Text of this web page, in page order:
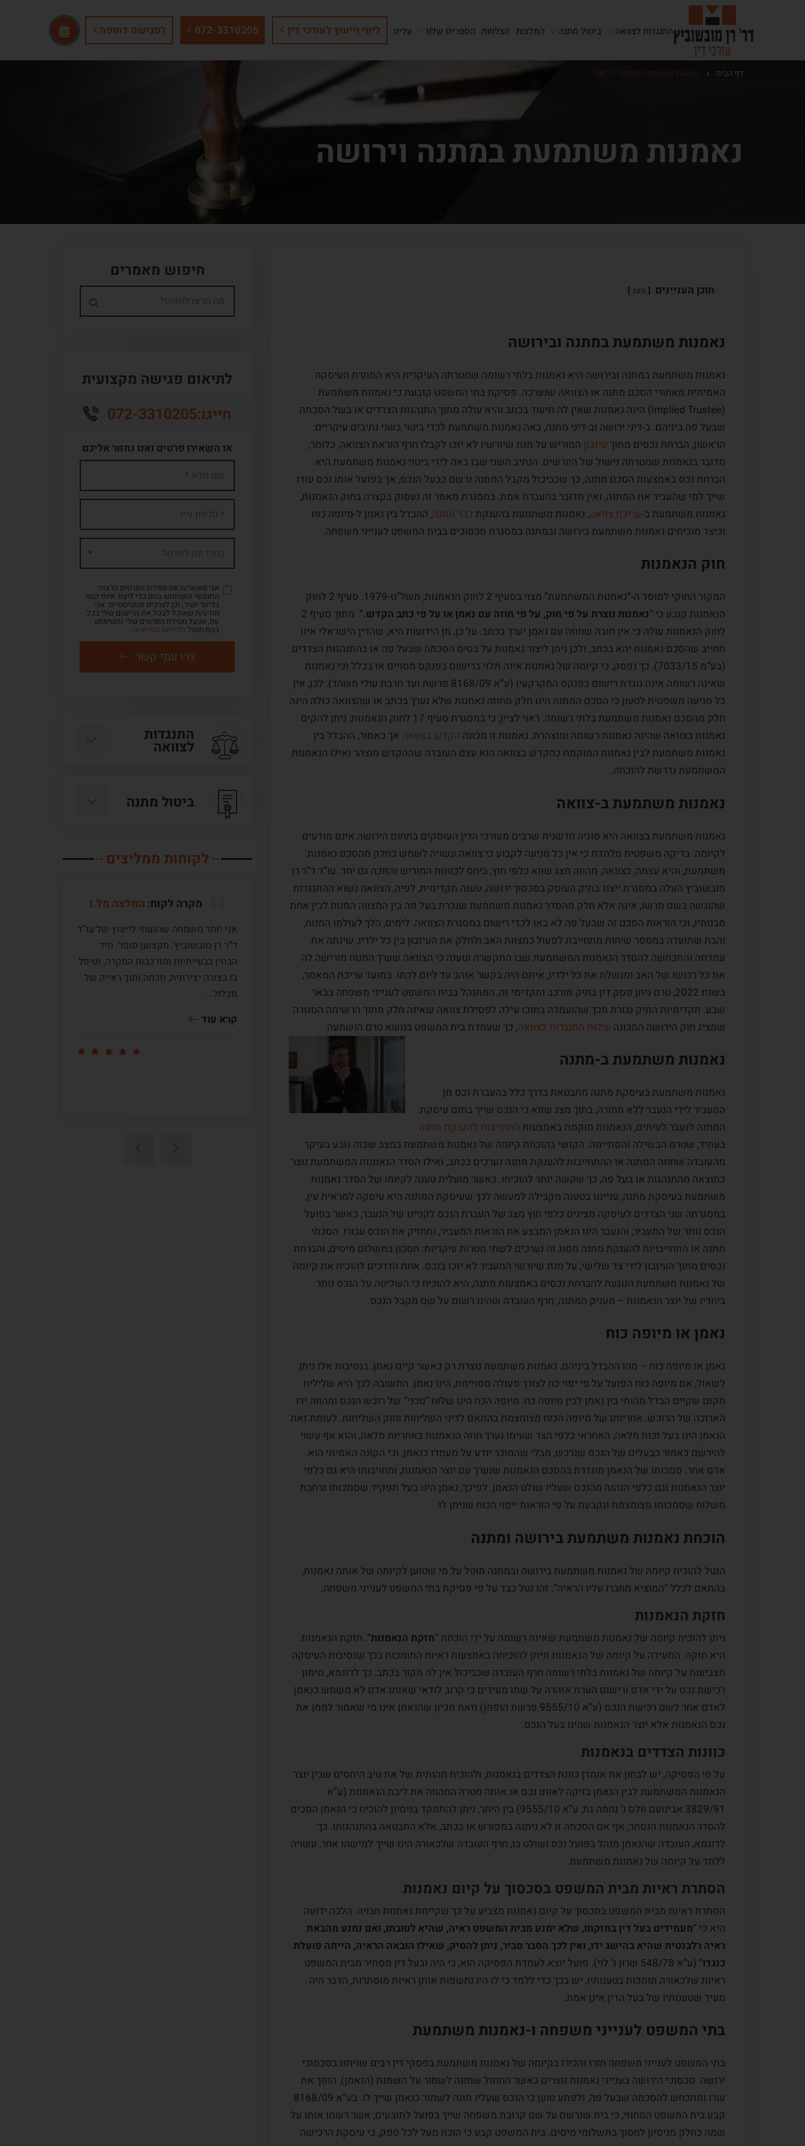
התנגדות לצוואה ביטול מתנה המלצות הצלחות הספרים שלנו עלינו ליווי וייעוץ לעורכי דין 072-3310205 לפגישה דחופה
דף הבית נאמנות משתמעת במתנה וירושה
נאמנות משתמעת במתנה וירושה
תוכן העניינים הצג
נאמנות משתמעת במתנה ובירושה
נאמנות משתמעת במתנה ובירושה היא נאמנות בלתי רשומה שמטרתה העיקרית היא הסתרת העיסקה
האמיתית מאחורי הסכם מתנה או הצוואה שנערכה. פסיקת בתי המשפט קובעת כי נאמנות משתמעת
(Implied Trustee) הינה נאמנות שאין לה תיעוד בכתב והיא עולה מתוך התנהגות הצדדים או בשל הסכמה
שבעל פה ביניהם. ב-דיני ירושה וב-דיני מתנה, באה נאמנות משתמעת לכדי ביטוי בשני נתיבים עיקריים:
הראשון, הברחת נכסים מתוך עיזבון המוריש על מנת שיורשיו לא יזכו לקבלו חרף הוראת הצוואה, כלומר,
מדובר בנאמנות שמטרתה נישול של היורשים. הנתיב השני שבו באה לידי ביטוי נאמנות משתמעת היא
הברחת נכס באמצעות הסכם מתנה, כך שכביכול מקבל המתנה נרשם כבעל הנכס, אך בפועל אותו נכס עודו
שייך למי שהעביר את המתנה, ואין מדובר בהעברת אמת. במסגרת מאמר זה נעסוק בקצרה בחוק הנאמנות,
נאמנות משתמעת ב-עריכת צוואה, נאמנות משתמעת בהענקת דבר מתנה, ההבדל בין נאמן ל-מיופה כוח
וכיצד מוכיחים נאמנות משתמעת בירושה ובמתנה במסגרת סכסוכים בבית המשפט לענייני משפחה.
חוק הנאמנות
המקור החוקי למוסד ה-“נאמנות המשתמעת” מצוי בסעיף 2 לחוק הנאמנות, תשל”ט-1979. סעיף 2 לחוק
הנאמנות קובע כי “נאמנות נוצרת על פי חוק, על פי חוזה עם נאמן או על פי כתב הקדש.
“. מתוך סעיף 2
לחוק הנאמנות עולה כי אין חובה שחוזה עם נאמן יערך בכתב. על כן, מן הידועות היא, שהדין הישראלי אינו
מחייב שהסכם נאמנות יהא בכתב, ולכן ניתן ליצור נאמנות על בסיס הסכמה שבעל פה או בהתנהגות הצדדים
(בע”מ 7033/15). כך נפסק, כי קיומה של נאמנות אינה תלוי ברישום בפנקס מסויים או בכלל וכי נאמנות
שאינה רשומה אינה נוגדת רישום בפנקס המקרקעין (ע”א 8168/09 פרשת ועד חרבת עולי משהד). לכן, אין
כל מניעה משפטית לטעון כי הסכם המתנה הינו חלק מחוזה נאמנות שלא נערך בכתב או שהצוואה כולה הינה
חלק מהסכם נאמנות משתמעת בלתי רשומה. ראוי לציין, כי במסגרת סעיף 17 לחוק הנאמנות, ניתן להקים
נאמנות בצוואה שהינה נאמנות רשומה ומוצהרת. נאמנות זו מכונה הקדש בצוואה אך כאמור, ההבדל בין
נאמנות משתמעת לבין נאמנות המוקמת כהקדש בצוואה הוא עצם העובדה שההקדש מוצהר ואילו הנאמנות
המשתמעת נדרשת להוכחה.
נאמנות משתמעת ב-צוואה
נאמנות משתמעת בצוואה היא סוגיה חדשנית שרבים מעורכי הדין העוסקים בתחום הירושה אינם מודעים
לקיומה. בדיקה משפטית מלמדת כי אין כל מניעה לקבוע כי צוואה עשויה לשמש כחלק מהסכם נאמנות
משתמעת, והיא עצמה, כצוואה, מהווה מצג שווא כלפי חוץ, ביחס לכוונות המוריש והזוכה גם יחד. עו”ד ד”ר רן
מובשוביץ העלה במסגרת ייצוג בתיק העוסק בסכסוך ירושה, טענה תקדימית, לפיה, הצוואה נשוא ההתנגדות
שהוגשה בשם מרשו, אינה אלא חלק מהסדר נאמנות משתמעת שנכרת בעל פה בין המצווה המנוח לבין אחת
מבנותיו, וכי הוראות הסכם זה שבעל פה לא באו לכדי רישום במסגרת הצוואה. לימים, הלך לעולמו המנוח,
והבת שתועדה במספר שיחות מתחייבת לפעול כמצוות האב ולחלק את העיזבון בין כל ילדיו, שינתה את
עמדתה והתכחשה להסדר הנאמנות המשתמעת שבו התקשרה וטענה כי הצוואה שערך המנוח מורישה לה
את כל רכושו של האב ומנשלת את כל ילדיו, איתם היה בקשר אוהב עד ליום לכתו. במועד עריכת המאמר,
בשנת 2022, טרם ניתן פסק דין בתיק מורכב ותקדימי זה, המתנהל בבית המשפט לענייני משפחה בבאר
שבע. תקדימיות התיק נגזרת מכך שהועמדה בתוכו עילה לפסילת צוואה שאינה חלק מתוך הרשימה הסגורה
שמציג חוק הירושה המכונה עילות התנגדות לצוואה, כך שעמדת בית המשפט בנושא טרם הושמעה.
נאמנות משתמעת ב-מתנה
נאמנות משתמעת בעיסקת מתנה מתבטאת בדרך כלל בהעברת נכס מן
המעביר לידי הנעבר ללא תמורה, בתוך מצג שווא כי הנכס שייך בתום עיסקת
המתנה לנעבר.לעיתים, הנאמנות מוקמת באמצעות התחייבות להענקת מתנה
בעתיד, שטרם הבשילה והסתיימה. הקושי בהוכחת קיומה של נאמנות משתמעת במצב שכזה נובע בעיקר
מהעובדה שחוזה המתנה או ההתחייבות להענקת מתנה נערכים בכתב, ואילו הסדר הנאמנות המשתמעת נוצר
כתוצאה מהתנהגות או בעל פה, כך שקשה יותר להוכיחו. כאשר מועלית טענה לקיומו של הסדר נאמנות
משתמעת בעיסקת מתנה, ענייננו בטענה מקבילה למעשה לכך שעיסקת המתנה היא עיסקה למראית עין,
במסגרתה שני הצדדים לעיסקה מציגים כלפי חוץ מצג של העברת הנכס לקניינו של הנעבר, כאשר בפועל
הנכס נותר של המעביר, והנעבר הינו הנאמן המבצע את הוראות המעביר, ומחזיק את הנכס עבורו. הסכמי
מתנה או התחייבויות להענקת מתנה מסוג זה נערכים לשתי מטרות עיקריות: חסכון בתשלום מיסים, והברחת
נכסים מתוך העיזבון לידי צד שלישי, על מנת שיורשי המעביר לא יזכו בנכס. אחת הדרכים להוכיח את קיומה
של נאמנות משתמעת הנוגעת להברחת נכסים באמצעות מתנה, היא להוכיח כי השליטה על הנכס נותר
ביחדיו של יוצר הנאמנות – מעניק המתנה, חרף העובדה שהינו רשום על שם מקבל הנכס.
נאמן או מיופה כוח
נאמן או מיופה כוח – מהו ההבדל ביניהם. נאמנות משתמעת נוצרת רק כאשר קיים נאמן. בנסיבות אלו ניתן
לשאול, אם מיופה כוח הפועל על פי יפוי כח לצורך פעולה מסויימת, הינו נאמן. התשובה לכך היא שלילית
מקום שקיים הבדל מהותי בין נאמן לבין מיופה כח. מיופה הכח הינו שלוח “טכני” של רוכש הנכס ומהווה ידו
הארוכה של הרוכש. אחריותו של מיופה הכוח מצומצמת בהתאם לדיני השליחות וחוק השליחות. לעומת זאת
הנאמן הינו בעל זכות מלאה, האחראי כלפי הצד שעימו נערך חוזה הנאמנות באחריות מלאה, והוא אף עשוי
להירשם כאמור כבעלים של הנכס שנרכש, מבלי שהמוכר יודע על מעמדו כנאמן, וכי הקונה האמיתי הוא
אדם אחר. סמכותו של הנאמן מוגדרת בהסכם הנאמנות שנערך עם יוצר הנאמנות, ומחויבותו היא גם כלפי
יוצר הנאמנות וגם כלפי הנהנה מהנכס שעליו שולט הנאמן. לפיכך, נאמן הינו בעל תפקיד שסמכותו נרחבת
משלוח שסמכותו מצומצמת ונקבעת על פי הוראות ייפוי הכוח שניתן לו.
הוכחת נאמנות משתמעת בירושה ומתנה
הנטל להוכיח קיומה של נאמנות משתמעת בירושה ובמתנה מוטל על מי שטוען לקיומה של אותה נאמנות,
בהתאם לכלל “המוציא מחברו עליו הראיה”. זהו נטל כבד על פי פסיקת בתי המשפט לענייני משפחה.
חזקת הנאמנות
ניתן להוכיח קיומה של נאמנות משתמעת שאינה רשומה על ידי הוכחת “חזקת הנאמנות“. חזקת הנאמנות
היא חזקה המעידה על קיומה של הנאמנות וניתן להוכיחה באמצעות ראיות התומכות בכך שנסיבות העיסקה
מצביעות על קיומה של נאמנות בלתי רשומה חרף העובדה שכביכול אין לה מקור בכתב. כך לדוגמא, מימון
רכישת נכס על ידי אדם ורישום הערת אזהרה על שמו מעידים כי קרוב לודאי שאותו אדם לא משמש כנאמן
לאדם אחר לשם רכישת הנכס (ע”א 9555/10 פרשת הופמן) וזאת מכיון שהנאמן אינו מי שאמור לממן את
נכס הנאמנות אלא יוצר הנאמנות שהינו בעל הנכס.
כוונות הצדדים בנאמנות
על פי הפסיקה, יש לבחון את אומדן כוונת הצדדים בנאמנות, ולהוכיח מהותית של את טיב היחסים שבין יוצר
הנאמנות המשתמעת לבין הנאמן בזיקה לאותו נכס או אותה מטרה המהווה את ליבת הנאמנות (ע”א
3829/91 אבינועם וולס נ’ נחמה גת, ע”א 9555/10) בין היתר, ניתן להתמקד בניסיון להוכיח כי הנאמן הסכים
להסדר הנאמנות הנסתר, אף אם הסכמה זו לא ניתנה במפורש או בכתב, אלא התבטאה בהתנהגותו. כך
לדוגמא, העובדה שהנאמן מנהל בפועל נכס ושולט בו, חרף העובדה שלכאורה הינו שייך למישהו אחר, עשויה
ללמד על קיומה של נאמנות משתמעת.
הסתרת ראיות מבית המשפט בסכסוך על קיום נאמנות
הסתרת ראיות מבית המשפט בסכסוך על קיום נאמנות מצביע על כך שקיימת נאמנות חבויה. הלכה ידועה
היא כי “מעמידים בעל דין בחזקתו, שלא ימנע מבית המשפט ראיה, שהיא לטובתו, ואם נמנע מהבאת
ראיה רלבנטית שהיא בהישג ידו, ואין לכך הסבר סביר, ניתן להסיק, שאילו הובאה הראיה, הייתה פועלת
כנגדו
” (ע”א 548/78 שרון נ’ לוי). פועל יוצא לעמדת הפסיקה הוא, כי היה ובעל דין מסתיר מבית המשפט
ראיות שלכאורה תומכות בטענותיו, יש בכך כדי ללמד כי לו היו נחשפות אותן ראיות מוסתרות, הדבר היה
מעיד שטענותיו של בעל הדין אינן אמת.
בתי המשפט לענייני משפחה ו-נאמנות משתמעת
בתי המשפט לענייני משפחה חזרו והכירו בקיומה של נאמנות משתמעת בפסקי דין רבים שניתנו בסכסוכי
ירושה. סכסוכי הירושה בענייני נאמנות נוצרים כאשר החתול שמונה לשמור על השמנת (הנאמן), הופך את
עורו ומתכחש להסכמה שבעל פה, ולפתע טוען כי הנכס שעליו מונה לשמור כנאמן שייך לו. בע”א 8168/09
קבע בית המשפט המחוזי, כי בית שנרשם על שם קרובת משפחה שייך בפועל לתובעים, אשר רשמו אותו על
שמה כחלק מניסיון לחסוך בתשלומי מיסים. בית המשפט קבע כי הוכח מעל לכל ספק, כי עיסקת הרכישה
חיפוש מאמרים
לתיאום פגישה מקצועית
חייגו:072-3310205
או השאירו פרטים ואנו נחזור אליכם
אני מאשר/ת את מסירת הפרטים מרצוני
החופשי והשימוש בהם כדי ליצור איתי קשר
בדיוור ישיר, וכן לצרכים סטטיסטיים. אני
מודע/ת שאוכל לבטל את הרישום שלי בכל
עת, ושעל מסירת הפרטים שלי והשימוש
בהם תחול מדיניות הפרטיות.
צרו עמי קשר
התנגדות
לצוואה
ביטול מתנה
לקוחות ממליצים
המלצה מס.ו
מובשוביץ. מודים לך על
מורכב זה כמובן
המשרד שהיה קשוב לכל
ראוי לציון. שוב תודה
מקרה לקוח:המלצה מא.
רן מובשוביץ הוא אדם איכפתי הניחן
ביכולת הסתכלות על כל האופציות
הקיימות, אפילו ההזויות ביניהן, תוך אי
חשש מסיעור מוחות בשלבו ידע ויכולת
פתיחות ללמידה. השילוב בין תכונות אלו
להיותו אסטרטג המתכנן לטווח...
קרא עוד
מקרה לקוח: המלצה מדוד
היתה לי הזכות להכיר אדם ואיש מקצוע
כמוך. מודה אני לבורא עולם על שזיכני
בזכות זאת. אני מודה לך על התחשבותך
וטיפולך בסוגיות שעמדו בפניך. אציין כי
רבים וטובים ממכריי, ידידיי וחבריי
שחלקם אנשי מקצוע בכירים,...
קרא עוד
מקרה לקוח: המלצה מל.ז
אני יותר משמחה שהגעתי לייעוץ של עו”ד
ד”ר רן מובשוביץ. מקצוען סופר. מיד
הבחין בבעייתיות ומורכבות המקרה, וטיפל
בו בצורה יצירתית, חכמה ותוך ראייה של
מכלול...
קרא עוד